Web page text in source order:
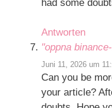
had some
Antworten
"oppna
Juni 11, 2026 um
Can you be
your article?